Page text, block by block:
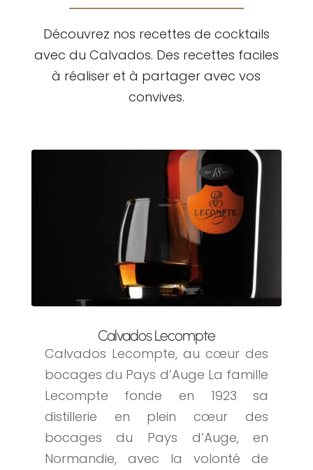
Découvrez nos recettes de cocktails
avec du Calvados. Des recettes faciles
à réaliser et à partager avec vos
convives.
Calvados Lecompte
Calvados Lecompte, au cœur des
bocages du Pays d’Auge La famille
Lecompte fonde en 1923 sa
distillerie en plein cœur des
bocages du Pays d’Auge, en
Normandie, avec la volonté de